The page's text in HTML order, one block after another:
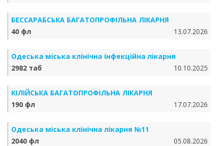
БЕССАРАБСЬКА БАГАТОПРОФІЛЬНА ЛІКАРНЯ
40 фл
13.07.2026
Одеська міська клінічна інфекційна лікарня
2982 таб
10.10.2025
КІЛІЙСЬКА БАГАТОПРОФІЛЬНА ЛІКАРНЯ
190 фл
17.07.2026
Одеська міська клінічна лікарня №11
2040 фл
05.08.2026